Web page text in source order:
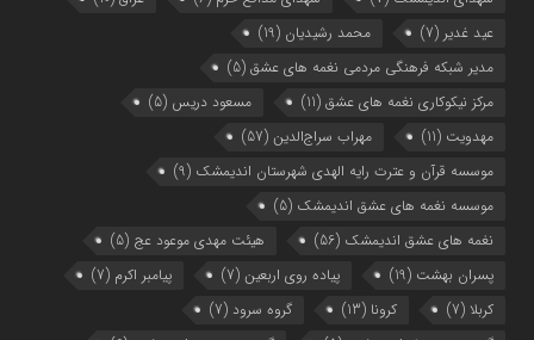
عید غدیر (7) محمد رشیدیان (19)
مدیر شبکه فرهنگی مردمی نغمه های عشق (5)
مرکز نیکوکاری نغمه های عشق (11) مسعود دریس (5)
مهدویت (11) مهراب سراج‌الدین (57)
موسسه قرآن و عترت رایه الهدی شهرستان اندیمشک (9)
موسسه نغمه های عشق اندیمشک (5)
نغمه های عشق اندیمشک (56) هیئت مهدی موعود عج (5)
پسران بهشت (19) پیاده روی اربعین (7) پیامبر اکرم (7)
کربلا (7) کرونا (13) گروه سرود (7)